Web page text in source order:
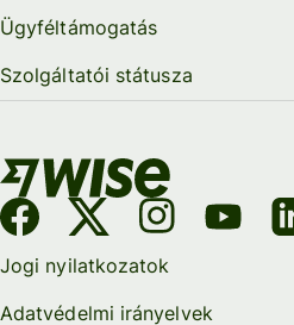
Ügyféltámogatás
Szolgáltatói státusza
Jogi nyilatkozatok
Adatvédelmi irányelvek